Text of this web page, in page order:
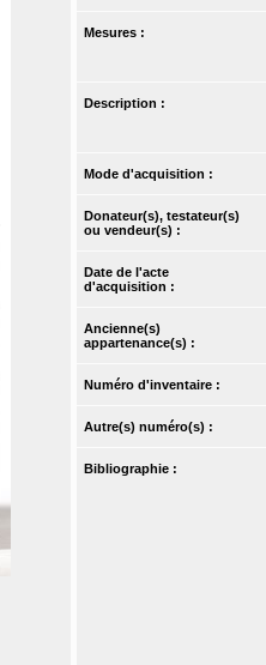
Mesures :
Description :
Mode d'acquisition :
Donateur(s), testateur(s)
ou vendeur(s) :
Date de l'acte
d'acquisition :
Ancienne(s)
appartenance(s) :
Numéro d'inventaire :
Autre(s) numéro(s) :
Bibliographie :